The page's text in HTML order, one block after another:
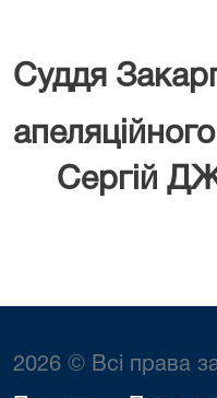
Суддя
Сергій
2026 © Всі права